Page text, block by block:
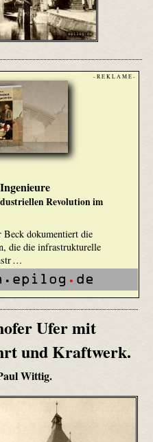
- R E K L A M E -
Revolution im
dokumentiert die
die die infrastrukturelle
…
Ufer mit
und Kraftwerk.
Wittig.